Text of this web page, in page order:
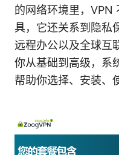
的网络环境里，VPN
具，它还关系到隐私
远程办公以及全球互
你从基础到高级，系
帮助你选择、安装、